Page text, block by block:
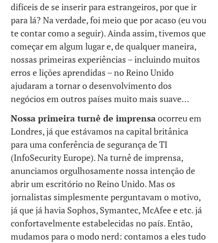
difíceis de se inserir para estrangeiros, por que ir
para lá? Na verdade, foi meio que por acaso (eu vou
te contar como a seguir). Ainda assim, tivemos que
começar em algum lugar e, de qualquer maneira,
nossas primeiras experiências – incluindo muitos
erros e lições aprendidas – no Reino Unido
ajudaram a tornar o desenvolvimento dos
negócios em outros países muito mais suave…
Nossa primeira turnê de imprensaocorreu em
Londres, já que estávamos na capital britânica
para uma conferência de segurança de TI
(InfoSecurity Europe). Na turnê de imprensa,
anunciamos orgulhosamente nossa intenção de
abrir um escritório no Reino Unido. Mas os
jornalistas simplesmente perguntavam o motivo,
já que já havia Sophos, Symantec, McAfee e etc. já
confortavelmente estabelecidas no país. Então,
mudamos para o modo nerd: contamos a eles tudo